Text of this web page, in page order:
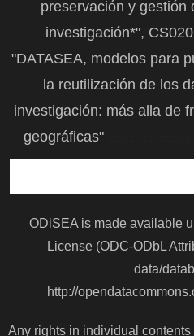
preservación y gestión
investigación*",
"DATASEA, modelos para
la reutilización de los
investigación: más alla de
geográficas"
ODiSEA is made available
License (ODC-ODbL
data/
http://
Any rights in individual